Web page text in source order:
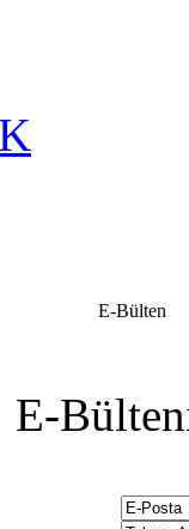
E-Bülten
E-